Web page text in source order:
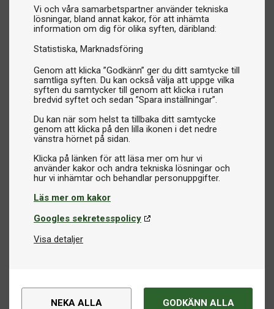
Vi och våra samarbetspartner använder tekniska
lösningar, bland annat kakor, för att inhämta
information om dig för olika syften, däribland:
Statistiska Marknadsföring
Genom att klicka ”Godkänn” ger du ditt samtycke till
samtliga syften. Du kan också välja att uppge vilka
syften du samtycker till genom att klicka i rutan
bredvid syftet och sedan ”Spara inställningar”.
Du kan när som helst ta tillbaka ditt samtycke
genom att klicka på den lilla ikonen i det nedre
vänstra hörnet på sidan.
Klicka på länken för att läsa mer om hur vi
använder kakor och andra tekniska lösningar och
Läs mer om kakor
Googles sekretesspolicy
Visa detaljer
NEKA ALLA GODKÄNN ALLA